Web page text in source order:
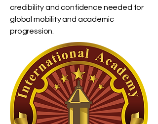
credibility and confidence needed for
global mobility and academic
progression.